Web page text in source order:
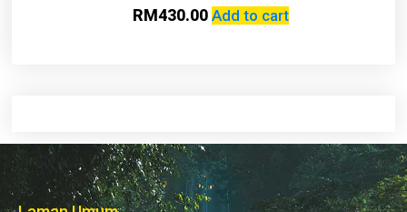
RM430.00 Add to cart